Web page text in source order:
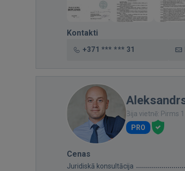
Kontakti
+371 *** *** 31
Bija vietnē: Pirms 1
PRO
Cenas
Juridiskā konsultācija